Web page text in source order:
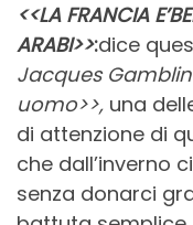
<<LA FRANCIA
ARABI>>:dice
Jacques Gamblin
uomo>>, una
di attenzione di
che dall’inverno
senza donarci